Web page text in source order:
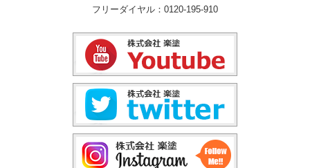
フリーダイヤル：0120-195-910